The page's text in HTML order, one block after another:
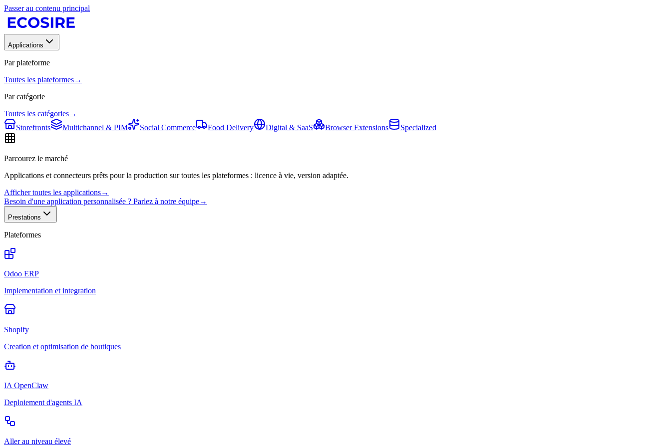
Passer au contenu principal
Applications
Par plateforme
Toutes les plateformes→
Par catégorie
Toutes les catégories→
Storefronts
Multichannel & PIM Social Commerce Food Delivery Digital & SaaS Browser Extensions Specialized
Parcourez le marché
Applications et connecteurs prêts pour la production sur toutes les plateformes : licence à vie, version adaptée.
Afficher toutes les applications→
Besoin d'une application personnalisée ? Parlez à notre équipe→
Prestations
Plateformes
Odoo ERP
Implementation et integration
Shopify
Creation et optimisation de boutiques
IA OpenClaw
Deploiement d'agents IA
Aller au niveau élevé